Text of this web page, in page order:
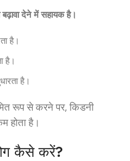
बढ़ावा देने में सहायक है।
है।
है।
है।
रूप से करने पर, किडनी
होता है।
कैसे करें?